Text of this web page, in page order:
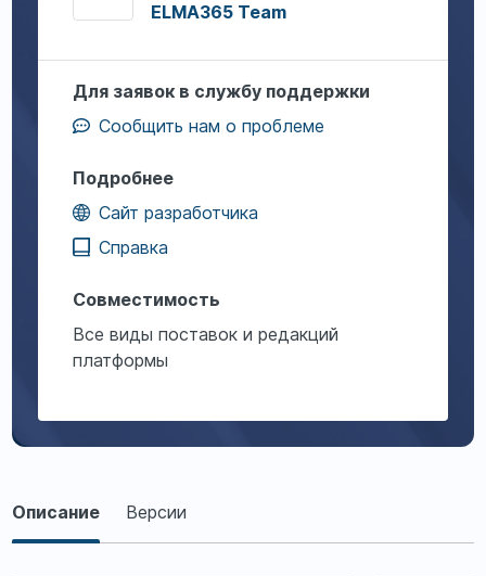
ELMA365 Team
Для заявок в службу поддержки
Сообщить нам о проблеме
Подробнее
Сайт разработчика
Справка
Совместимость
Все виды поставок и редакций
платформы
Описание
Описание Версии